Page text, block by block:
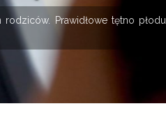
Prawidłowe tętno płodu